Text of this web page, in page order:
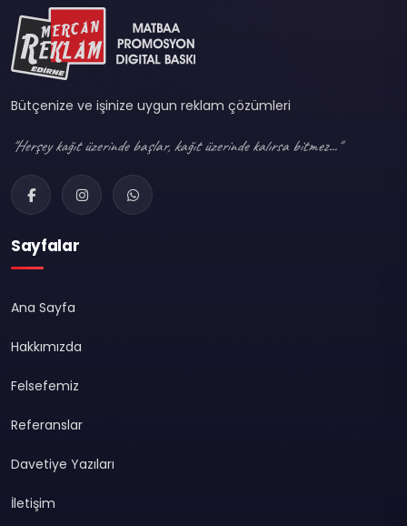
Bütçenize ve işinize uygun reklam çözümleri
"Herşey kağıt üzerinde başlar, kağıt üzerinde kalırsa bitmez..."
Sayfalar
Ana Sayfa
Hakkımızda
Felsefemiz
Referanslar
Davetiye Yazıları
İletişim